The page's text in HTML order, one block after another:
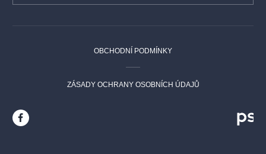
OBCHODNÍ PODMÍNKY
ZÁSADY OCHRANY OSOBNÍCH ÚDAJŮ